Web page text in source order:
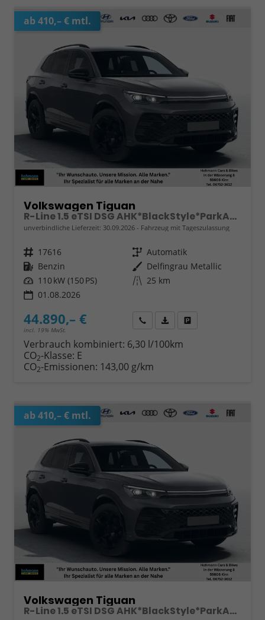
ab 410,– € mtl.
Volkswagen Tiguan
R-Line 1.5 eTSI DSG AHK*BlackStyle*ParkAsstPro*360° Kamera*Android Auto*Navi*SHZ*Matrix*HUD
unverbindliche Lieferzeit: 30.09.2026 Fahrzeug mit Tageszulassung
Fahrzeugnr. 17616 Getriebe Automatik
Kraftstoff Benzin Außenfarbe Delfingrau Metallic
Leistung 110 kW (150 PS) Kilometerstand 25 km
01.08.2026
44.890,– €
incl. 19% MwSt.
Wir rufen Sie anFahrzeugexposé (PDF)
Verbrauch kombiniert: 6,30 l/100km
CO2-Klasse: E
CO2-Emissionen: 143,00 g/km
ab 410,– € mtl.
Volkswagen Tiguan
R-Line 1.5 eTSI DSG AHK*BlackStyle*ParkAsstPro*360° Kamera*Android Auto*Navi*SHZ*Matrix*HUD